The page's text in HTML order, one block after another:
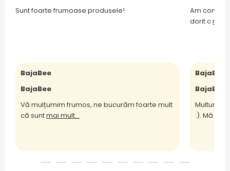
Sunt foarte frumoase produsele!
BajaBee
BajaBee
Vă mulțumim frumos, ne bucurăm foarte mult
că suntmai mult...
Am
dorit cmai
BajaBee
BajaBee
:). Mă bu